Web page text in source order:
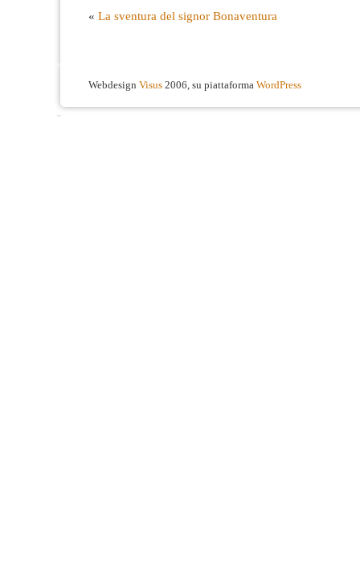
« La sventura del signor Bonaventura
Webdesign Visus 2006, su piattaforma WordPress